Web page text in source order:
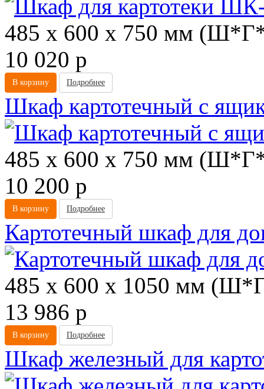
485 х 600 х 750 мм
10 020 p
В корзину Подробнее
Шкаф картотечный с
485 х 600 х 750 мм
10 200 p
В корзину Подробнее
Картотечный шкаф для
485 х 600 х 1050 мм
13 986 p
В корзину Подробнее
Шкаф железный для